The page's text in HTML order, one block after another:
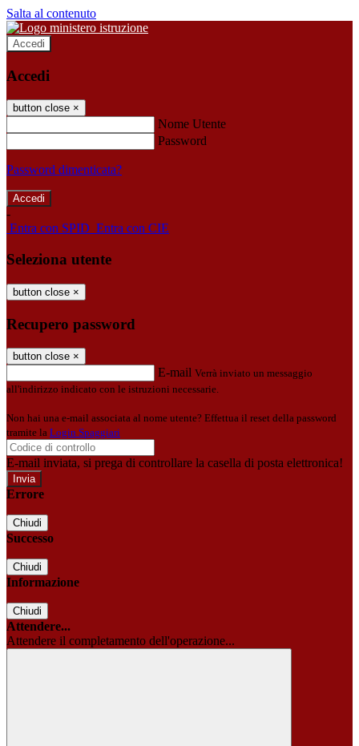
Salta al contenuto
Accedi
Accedi
button close ×
Nome Utente
Password
Password dimenticata?
-
Entra con SPID Entra con CIE
Seleziona utente
button close ×
Recupero password
button close ×
E-mail Verrà inviato un messaggio
all'indirizzo indicato con le istruzioni necessarie.
Non hai una e-mail associata al nome utente? Effettua il reset della password
tramite la Login Spaggiari
E-mail inviata, si prega di controllare la casella di posta elettronica!
Errore
Chiudi
Successo
Chiudi
Informazione
Chiudi
Attendere...
Attendere il completamento dell'operazione...